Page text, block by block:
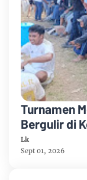
Turnamen
Bergulir di
Lk
Sept 01, 2026